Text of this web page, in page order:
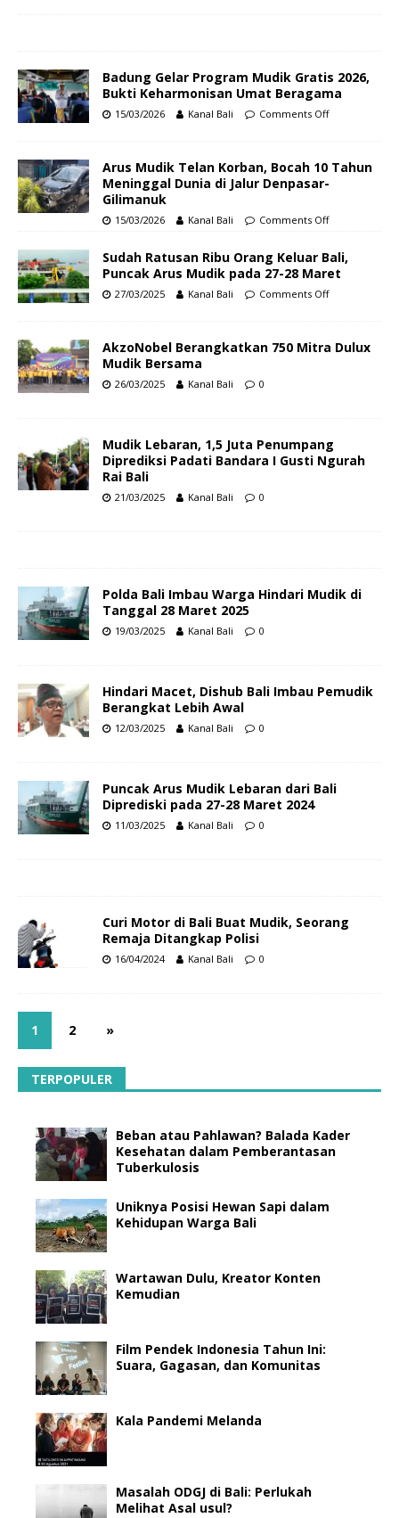
Badung Gelar Program Mudik Gratis 2026,
Bukti Keharmonisan Umat Beragama
15/03/2026 Kanal Bali Comments Off
Arus Mudik Telan Korban, Bocah 10 Tahun
Meninggal Dunia di Jalur Denpasar-
Gilimanuk
15/03/2026 Kanal Bali Comments Off
Sudah Ratusan Ribu Orang Keluar Bali,
Puncak Arus Mudik pada 27-28 Maret
27/03/2025 Kanal Bali Comments Off
AkzoNobel Berangkatkan 750 Mitra Dulux
Mudik Bersama
26/03/2025 Kanal Bali 0
Mudik Lebaran, 1,5 Juta Penumpang
Diprediksi Padati Bandara I Gusti Ngurah
Rai Bali
21/03/2025 Kanal Bali 0
Polda Bali Imbau Warga Hindari Mudik di
Tanggal 28 Maret 2025
19/03/2025 Kanal Bali 0
Hindari Macet, Dishub Bali Imbau Pemudik
Berangkat Lebih Awal
12/03/2025 Kanal Bali 0
Puncak Arus Mudik Lebaran dari Bali
Diprediski pada 27-28 Maret 2024
11/03/2025 Kanal Bali 0
Curi Motor di Bali Buat Mudik, Seorang
Remaja Ditangkap Polisi
16/04/2024 Kanal Bali 0
1 2 »
TERPOPULER
Beban atau Pahlawan? Balada Kader
Kesehatan dalam Pemberantasan
Tuberkulosis
Uniknya Posisi Hewan Sapi dalam
Kehidupan Warga Bali
Wartawan Dulu, Kreator Konten
Kemudian
Film Pendek Indonesia Tahun Ini:
Suara, Gagasan, dan Komunitas
Kala Pandemi Melanda
Masalah ODGJ di Bali: Perlukah
Melihat Asal usul?